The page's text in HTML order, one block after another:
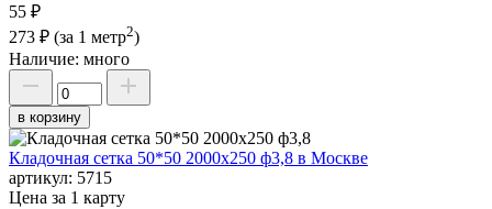
55 ₽
273 ₽ (за 1 метр2)
Наличие: много
в корзину
Кладочная сетка 50*50 2000х250 ф3,8 в Москве
артикул: 5715
Цена за 1 карту